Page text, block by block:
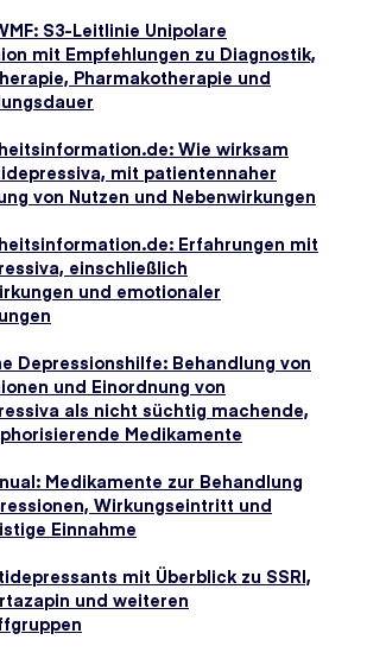
S3-Leitlinie Unipolare
mit Empfehlungen zu Diagnostik,
Pharmakotherapie und
Wie wirksam
mit patientennaher
von Nutzen und Nebenwirkungen
Erfahrungen mit
einschließlich
und emotionaler
Depressionshilfe: Behandlung von
und Einordnung von
als nicht süchtig machende,
Medikamente
Medikamente zur Behandlung
Wirkungseintritt und
Einnahme
mit Überblick zu SSRI,
und weiteren